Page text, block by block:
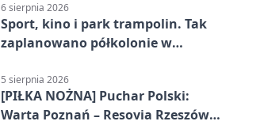
6 sierpnia 2026
Sport, kino i park trampolin. Tak
zaplanowano półkolonie w
5 sierpnia 2026
[PIŁKA NOŻNA] Puchar Polski:
Warta Poznań – Resovia Rzeszów